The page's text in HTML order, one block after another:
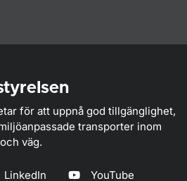
för att uppnå god tillgänglighet,
transporter inom
väg.
LinkedIn YouTube